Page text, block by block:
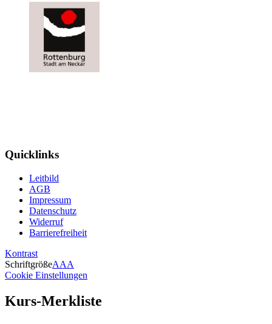
Quicklinks
Leitbild
AGB
Impressum
Datenschutz
Widerruf
Barrierefreiheit
Kontrast
SchriftgrößeAAA
Cookie Einstellungen
Kurs-Merkliste